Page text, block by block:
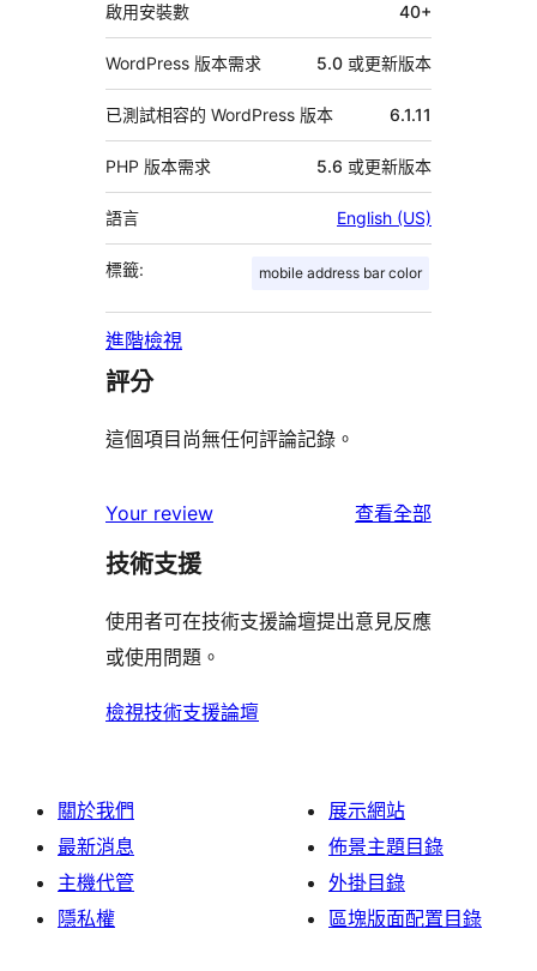
啟用安裝數 40+
WordPress 版本需求 5.0 或更新版本
已測試相容的 WordPress 版本 6.1.11
PHP 版本需求 5.6 或更新版本
語言 English (US)
標籤: mobile address bar color
進階檢視
評分
這個項目尚無任何評論記錄。
Your review 查看全部
評
技術支援
使用者可在技術支援論壇提出意見反應
或使用問題。
檢視技術支援論壇
關於我們
最新消息
主機代管
隱私權
展示網站
佈景主題目錄
外掛目錄
區塊版面配置目錄